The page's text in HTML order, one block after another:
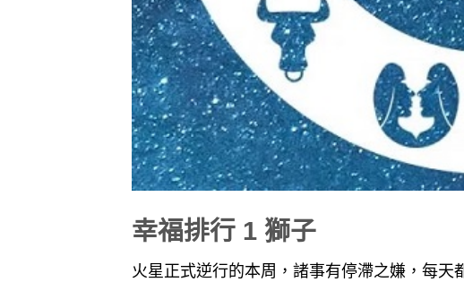
幸福排行 1 獅子
火星正式逆行的本周，諸事有停滯之嫌，每天